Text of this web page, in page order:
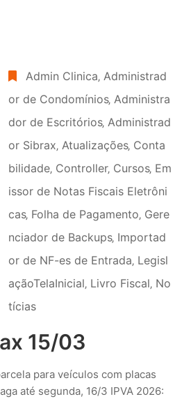
Admin Clinica‚ Administrad
or de Condomínios‚ Administra
dor de Escritórios‚ Administrad
or Sibrax‚ Atualizações‚ Conta
bilidade‚ Controller‚ Cursos‚ Em
issor de Notas Fiscais Eletrôni
cas‚ Folha de Pagamento‚ Gere
nciador de Backups‚ Importad
or de NF-es de Entrada‚ Legisl
açãoTelaInicial‚ Livro Fiscal‚ No
tícias
15/03
para veículos com placas
até segunda, 16/3 IPVA 2026: